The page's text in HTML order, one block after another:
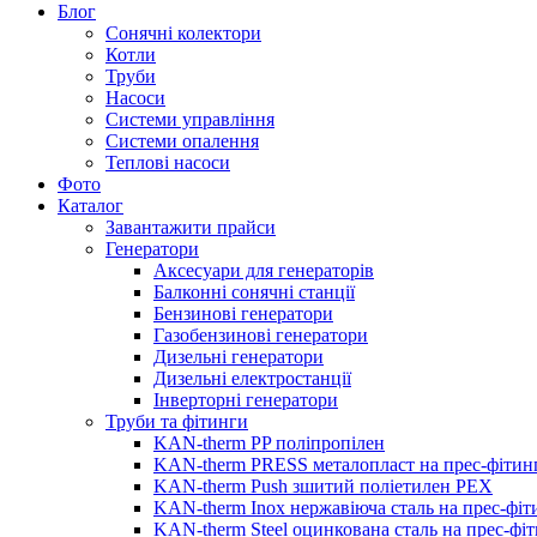
Блог
Сонячні колектори
Котли
Труби
Насоси
Системи управління
Системи опалення
Теплові насоси
Фото
Каталог
Завантажити прайси
Генератори
Аксесуари для генераторів
Балконні сонячні станції
Бензинові генератори
Газобензинові генератори
Дизельні генератори
Дизельні електростанції
Інверторні генератори
Труби та фітинги
KAN-therm PP поліпропілен
KAN-therm PRESS металопласт на прес-
KAN-therm Push зшитий поліетилен PEX
KAN-therm Inox нержавіюча сталь на прес-
KAN-therm Steel оцинкована сталь на прес-